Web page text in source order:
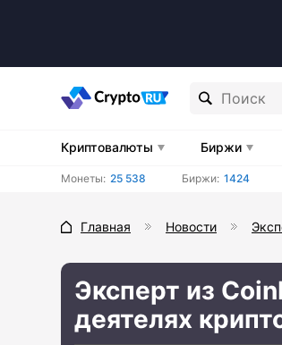
Криптовалюты Биржи
Монеты: 25 538 Биржи: 1424
Главная Новости
Эксперт из
деятелях